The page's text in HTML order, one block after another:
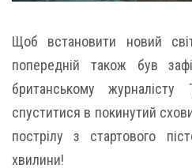
Щоб встановити новий
попередній також був
британському
спуститися в покинутий
пострілу з стартового
хвилини!